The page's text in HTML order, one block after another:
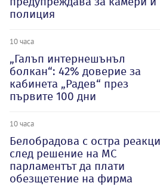
полиция
10 часа
„Галъп интернешънъл
болкан“: 42% доверие за
кабинета „Радев“ през
първите 100 дни
10 часа
Белобрадова с остра
след решение на МС
парламентът да плати
обезщетение на фирма